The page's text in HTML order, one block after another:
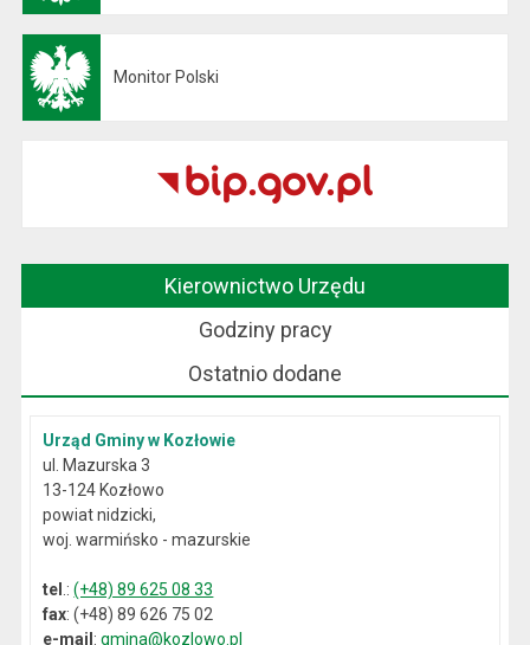
Monitor Polski
Kierownictwo Urzędu
Godziny pracy
Ostatnio dodane
Urząd Gminy w Kozłowie
ul. Mazurska 3
13-124 Kozłowo
powiat nidzicki,
woj. warmińsko - mazurskie
tel .:(+48) 89 625 08 33
fax: (+48) 89 626 75 02
e-mail:gmina@kozlowo.pl